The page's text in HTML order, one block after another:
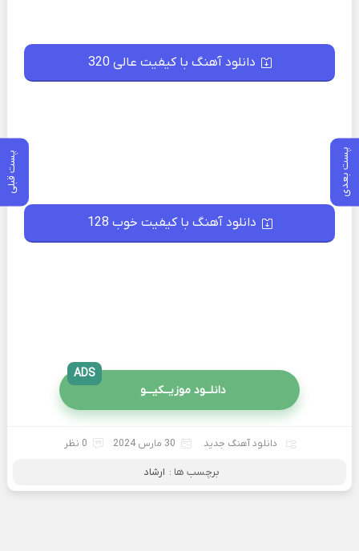
پست بعدی پست قبلی
دانلود آهنگ با کیفیت عالی 320
دانلود آهنگ با کیفیت خوب 128
دانلــود موزیــکیـــو
ADS
دانلود آهنگ جدید 30 مارس 2024 0 نظر
برچسب ها : ارشاد